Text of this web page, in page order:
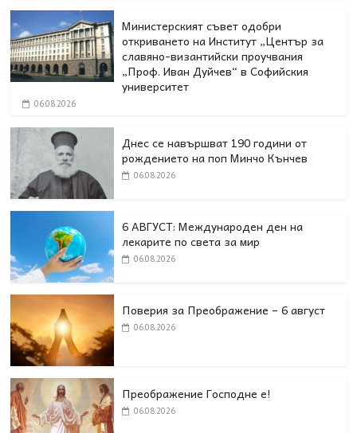
Министерският съвет одобри
откриването на Институт „Център за
славяно-византийски проучвания
„Проф. Иван Дуйчев“ в Софийския
университет
06.08.2026
Днес се навършват 190 години от
рождението на поп Минчо Кънчев
06.08.2026
6 АВГУСТ: Международен ден на
лекарите по света за мир
06.08.2026
Поверия за Преображение – 6 август
06.08.2026
Преображение Господне е!
06.08.2026